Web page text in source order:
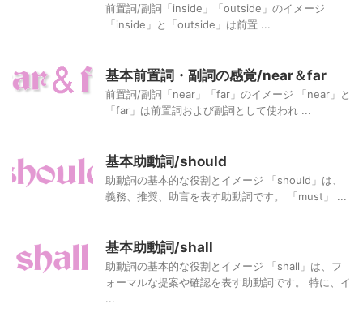
前置詞/副詞「inside」「outside」のイメージ
「inside」と「outside」は前置 ...
基本前置詞・副詞の感覚/near＆far
前置詞/副詞「near」「far」のイメージ 「near」と
「far」は前置詞および副詞として使われ ...
基本助動詞/should
助動詞の基本的な役割とイメージ 「should」は、
義務、推奨、助言を表す助動詞です。 「must」 ...
基本助動詞/shall
助動詞の基本的な役割とイメージ 「shall」は、フ
ォーマルな提案や確認を表す助動詞です。 特に、イ
...